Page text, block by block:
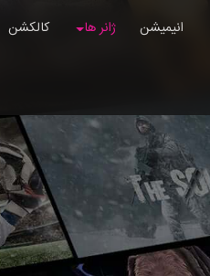
انیمیشن ژانر ها کالکشن